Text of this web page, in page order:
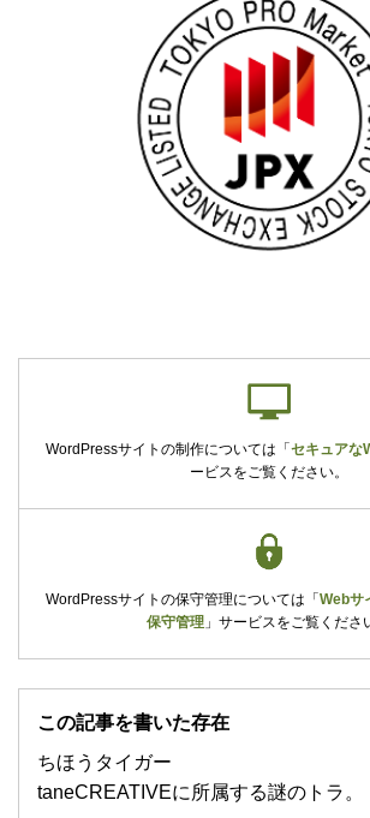
WordPressサイトの制作については 「 セキュアな
ービスをご覧ください。
WordPressサイトの保守管理については 「 Webサ
保守管理 」 サービスをご覧くださ
この記事を書いた存在
ちほうタイガー
taneCREATIVEに所属する謎のトラ。